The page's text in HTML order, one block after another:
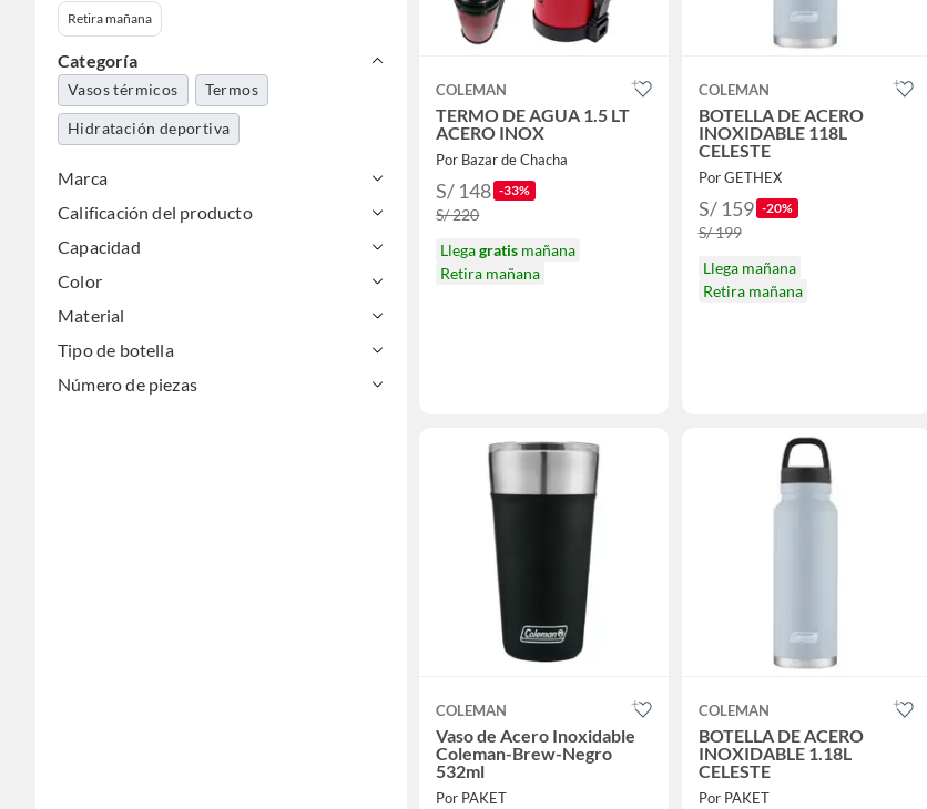
Retira mañana
Categoría
Vasos térmicos Termos
Hidratación deportiva
Marca
Calificación del producto
Capacidad
Color
Material
Tipo de botella
Número de piezas
COLEMAN
TERMO DE AGUA 1.5 LT
ACERO INOX
Por Bazar de Chacha
S/ 148 -33%
S/ 220
Llegagratis mañana
Retira mañana
COLEMAN
BOTELLA DE ACERO
INOXIDABLE 118L
CELESTE
Por GETHEX
S/ 159 -20%
S/ 199
Llega mañana
Retira mañana
COLEMAN
Vaso de Acero Inoxidable
Coleman-Brew-Negro
532ml
Por PAKET
COLEMAN
BOTELLA DE ACERO
INOXIDABLE 1.18L
CELESTE
Por PAKET